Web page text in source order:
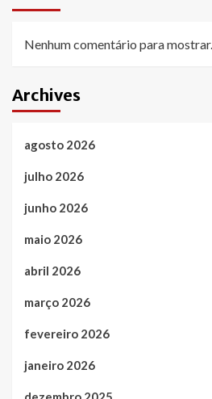
Nenhum comentário para mostrar.
Archives
agosto 2026
julho 2026
junho 2026
maio 2026
abril 2026
março 2026
fevereiro 2026
janeiro 2026